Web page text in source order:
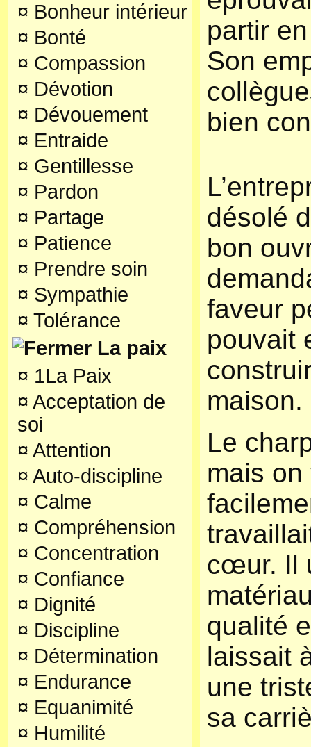
¤ Bonheur intérieur
¤ Bonté
¤ Compassion
¤ Dévotion
¤ Dévouement
¤ Entraide
¤ Gentillesse
¤ Pardon
¤ Partage
¤ Patience
¤ Prendre soin
¤ Sympathie
¤ Tolérance
La paix
¤ 1La Paix
¤ Acceptation de
soi
¤ Attention
¤ Auto-discipline
¤ Calme
¤ Compréhension
¤ Concentration
¤ Confiance
¤ Dignité
¤ Discipline
¤ Détermination
¤ Endurance
¤ Equanimité
¤ Humilité
partir
Son
bien
désolé
bon
faveur
pouvait
maison.
Le
mais on
cœur. Il
qualité
laissait
une
sa